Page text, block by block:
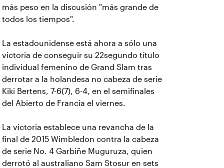
más peso en la discusión "más grande de
todos los tiempos".
La estadounidense está ahora a sólo una
victoria de conseguir su 22segundo título
individual femenino de Grand Slam tras
derrotar a la holandesa no cabeza de serie
Kiki Bertens, 7-6(7), 6-4, en el semifinales
del Abierto de Francia el viernes.
La victoria establece una revancha de la
final de 2015 Wimbledon contra la cabeza
de serie No. 4 Garbiñe Muguruza, quien
derrotó al australiano Sam Stosur en sets